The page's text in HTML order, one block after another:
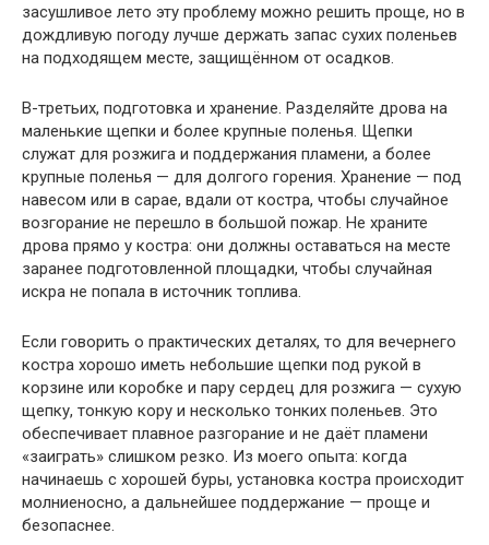
засушливое лето эту проблему можно решить проще, но в
дождливую погоду лучше держать запас сухих поленьев
на подходящем месте, защищённом от осадков.
В-третьих, подготовка и хранение. Разделяйте дрова на
маленькие щепки и более крупные поленья. Щепки
служат для розжига и поддержания пламени, а более
крупные поленья — для долгого горения. Хранение — под
навесом или в сарае, вдали от костра, чтобы случайное
возгорание не перешло в большой пожар. Не храните
дрова прямо у костра: они должны оставаться на месте
заранее подготовленной площадки, чтобы случайная
искра не попала в источник топлива.
Если говорить о практических деталях, то для вечернего
костра хорошо иметь небольшие щепки под рукой в
корзине или коробке и пару сердец для розжига — сухую
щепку, тонкую кору и несколько тонких поленьев. Это
обеспечивает плавное разгорание и не даёт пламени
«заиграть» слишком резко. Из моего опыта: когда
начинаешь с хорошей буры, установка костра происходит
молниеносно, а дальнейшее поддержание — проще и
безопаснее.